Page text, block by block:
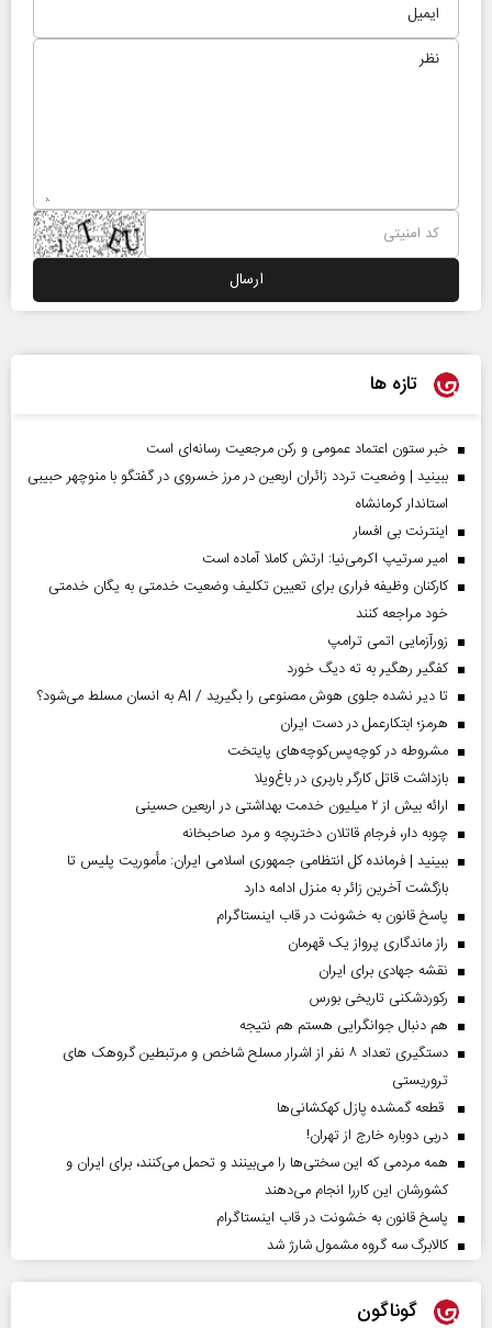
تازه ها
خبر ستون اعتماد عمومی و رکن مرجعیت رسانه‌ای است
ببینید | وضعیت تردد زائران اربعین در مرز خسروی در گفتگو با منوچهر حبیبی
استاندار کرمانشاه
اینترنت بی افسار
امیر سرتیپ اکرمی‌نیا: ارتش کاملا آماده است
کارکنان وظیفه فراری برای تعیین تکلیف وضعیت خدمتی به یگان خدمتی
خود مراجعه کنند
زورآزمایی اتمی ترامپ
کفگیر رهگیر به ته دیگ خورد
تا دیر نشده جلوی هوش مصنوعی را بگیرید / AI به انسان مسلط می‌شود؟
هرمز؛ ابتکارعمل در دست ایران
مشروطه در کوچه‌پس‌کوچه‌های پایتخت
بازداشت قاتل کارگر باربری در باغ‌ویلا
ارائه بیش از ۲ میلیون خدمت بهداشتی در اربعین حسینی
چوبه دار، فرجام قاتلان دختربچه و مرد صاحبخانه
ببینید | فرمانده کل انتظامی جمهوری اسلامی ایران­: مأموریت پلیس تا
بازگشت آخرین زائر به منزل ادامه دارد
پاسخ قانون به خشونت در قاب اینستاگرام
راز ماندگاری پرواز یک قهرمان
نقشه جهادی برای ایران
رکوردشکنی تاریخی بورس
هم دنبال جوانگرایی هستم هم نتیجه
دستگیری تعداد ۸ نفر از اشرار مسلح شاخص و مرتبطین گروهک های
تروریستی
قطعه گمشده پازل کهکشانی‌ها
دربی دوباره خارج از تهران!
همه مردمی که این سختی‌ها را می‌بینند و تحمل می‌کنند، برای ایران و
کشورشان این کاررا انجام می‌دهند
پاسخ قانون به خشونت در قاب اینستاگرام
کالابرگ سه گروه مشمول شارژ شد
گوناگون